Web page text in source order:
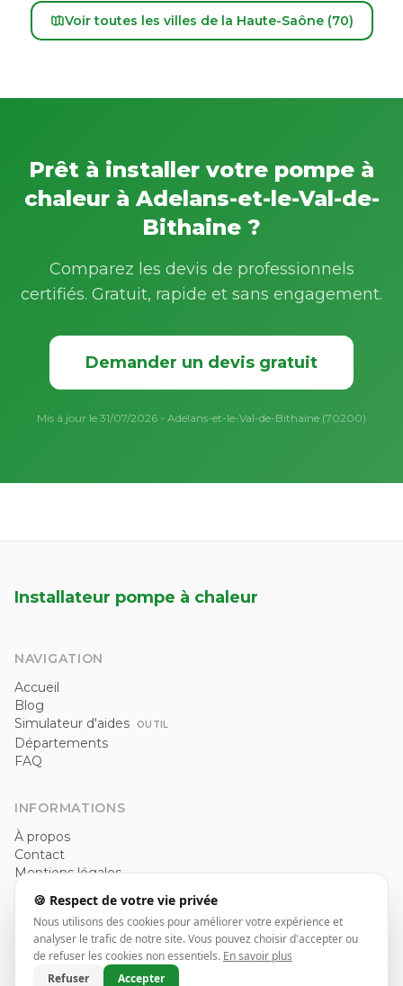
Voir toutes les villes de la Haute-Saône (70)
Prêt à installer votre pompe à
chaleur à Adelans-et-le-Val-de-
Bithaine ?
Comparez les devis de professionnels
certifiés. Gratuit, rapide et sans engagement.
Demander un devis gratuit
Mis à jour le 31/07/2026 - Adelans-et-le-Val-de-Bithaine (70200)
Installateur pompe à chaleur
NAVIGATION
Accueil
Blog
Simulateur d'aides
OUTIL
Départements
FAQ
INFORMATIONS
À propos
Contact
Mentions légales
CGU
© 2026 Installateur pompe à chaleur. Tous droits réservés.
🍪 Respect de votre vie privée
Nous utilisons des cookies pour améliorer votre expérience et
analyser le trafic de notre site. Vous pouvez choisir d'accepter ou
de refuser les cookies non essentiels. En savoir plus
Refuser
Accepter